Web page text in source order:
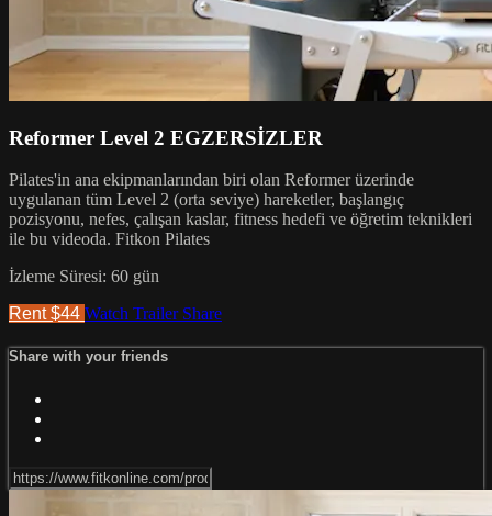
Reformer Level 2 EGZERSİZLER
Pilates'in ana ekipmanlarından biri olan Reformer üzerinde
uygulanan tüm Level 2 (orta seviye) hareketler, başlangıç
pozisyonu, nefes, çalışan kaslar, fitness hedefi ve öğretim teknikleri
ile bu videoda. Fitkon Pilates
İzleme Süresi: 60 gün
Rent $44 Watch Trailer Share
Share with your friends